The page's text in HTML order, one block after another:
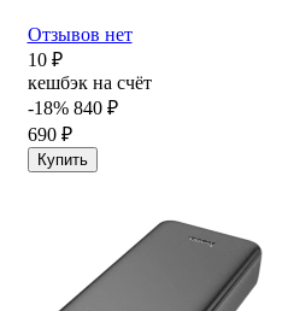
Отзывов нет
10 ₽
кешбэк на счёт
-18% 840 ₽
690 ₽
Купить